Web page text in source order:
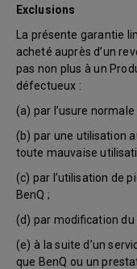
Exclusions
La présente garantie
acheté auprès d’un
pas non plus à un
défectueux :
(a) par l’usure normale
(b) par une utilisation
toute mauvaise
(c) par l’utilisation de
BenQ ;
(d) par modification du
(e) à la suite d’un
que BenQ ou un